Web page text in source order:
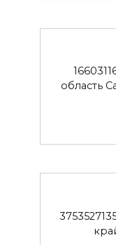
область